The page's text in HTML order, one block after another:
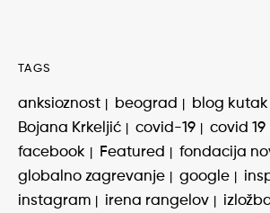
TAGS
anksioznost beograd
blog kutak
Bojana Krkeljić
covid-19 covid 19
facebook
Featured
fondacija
globalno zagrevanje
google
instagram
irena rangelov